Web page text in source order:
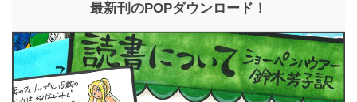
最新刊のPOPダウンロード！